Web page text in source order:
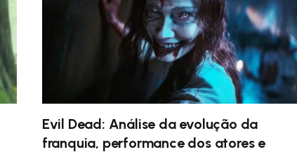
Evil Dead: Análise da evolução da
franquia, performance dos atores e